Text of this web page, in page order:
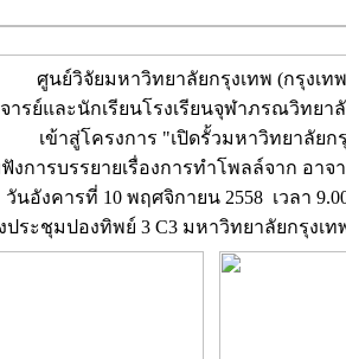
ศูนย์วิจัยมหาวิทยาลัยกรุงเทพ (กรุงเท
ารย์และนักเรียนโรงเรียนจุฬาภรณวิทย
เข้าสู่โครงการ "เปิดรั้วมหาวิทยาลัยก
งการบรรยายเรื่องการทำโพลล์จาก อา
วันอังคารที่ 10 พฤศจิกายน 2558 เวลา
ระชุมปองทิพย์ 3 C3 มหาวิทยาลัยกรุงเท